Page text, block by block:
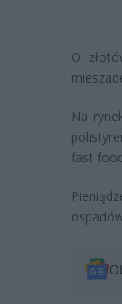
O
Na
fast